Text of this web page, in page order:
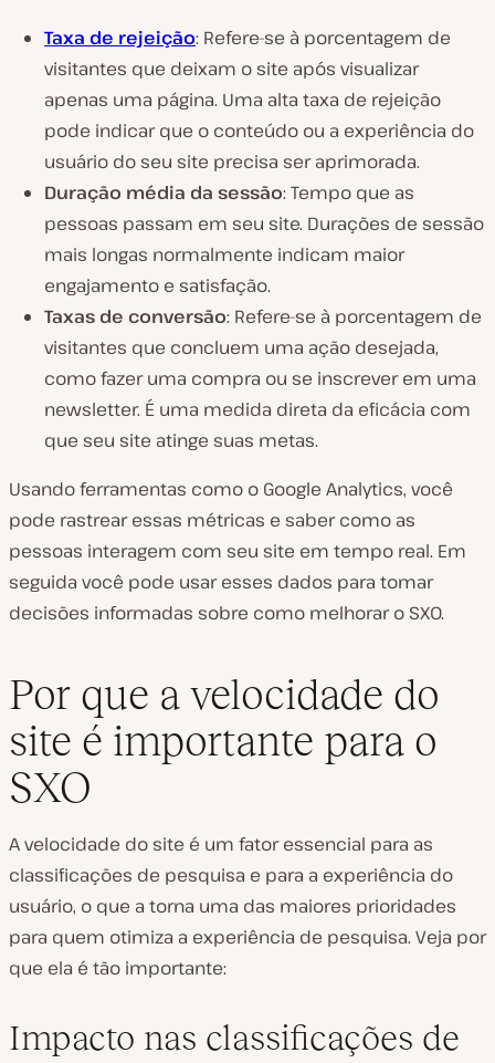
Taxa de rejeição: Refere-se à porcentagem de
visitantes que deixam o site após visualizar
apenas uma página. Uma alta taxa de rejeição
pode indicar que o conteúdo ou a experiência do
usuário do seu site precisa ser aprimorada.
Duração média da sessão: Tempo que as
pessoas passam em seu site. Durações de sessão
mais longas normalmente indicam maior
engajamento e satisfação.
Taxas de conversão: Refere-se à porcentagem de
visitantes que concluem uma ação desejada,
como fazer uma compra ou se inscrever em uma
newsletter. É uma medida direta da eficácia com
que seu site atinge suas metas.
Usando ferramentas como o Google Analytics, você
pode rastrear essas métricas e saber como as
pessoas interagem com seu site em tempo real. Em
seguida você pode usar esses dados para tomar
decisões informadas sobre como melhorar o SXO.
Por que a velocidade do
site é importante para o
SXO
A velocidade do site é um fator essencial para as
classificações de pesquisa e para a experiência do
usuário, o que a torna uma das maiores prioridades
para quem otimiza a experiência de pesquisa. Veja por
que ela é tão importante:
Impacto nas classificações de